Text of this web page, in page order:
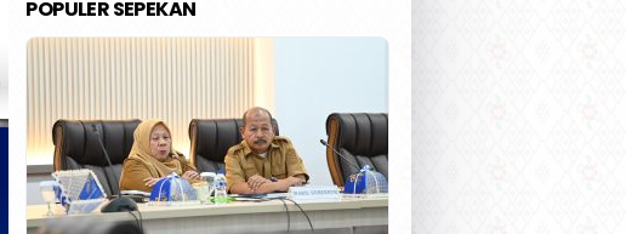
POPULER SEPEKAN